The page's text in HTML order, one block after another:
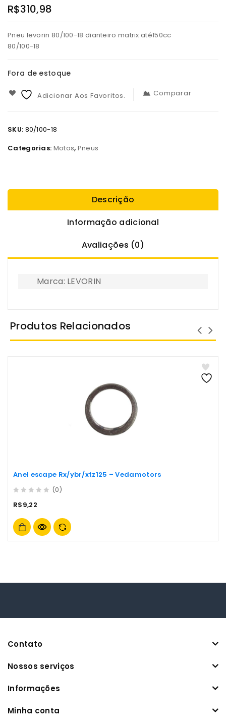
R$310,98
Pneu levorin 80/100-18 dianteiro matrix até150cc
80/100-18
Fora de estoque
Adicionar Aos Favoritos. Comparar
SKU: 80/100-18
Categorias: Motos, Pneus
Descrição
Informação adicional
Avaliações (0)
Marca: LEVORIN
Produtos Relacionados
Anel escape Rx/ybr/xtz125 – Vedamotors
out
5
(0)
R$9,22
Contato
Nossos serviços
Informações
Minha conta